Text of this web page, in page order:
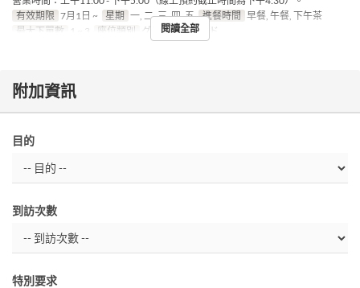
有效期限 7月1日 ~ 星期 一, 二, 三, 四, 五 進餐時間 早餐, 午餐, 下午茶
最大下單數
1 ~ 3 座位類別 グランエチュード
閱讀全部
附加資訊
目的
到訪次數
特別要求